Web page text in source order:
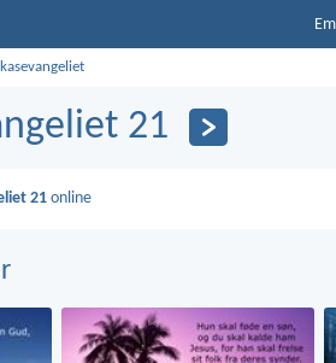
21
21 online